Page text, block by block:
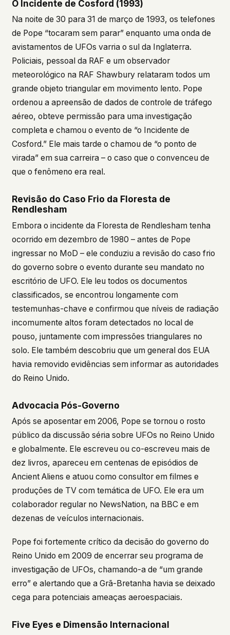
O Incidente de Cosford (1993)
Na noite de 30 para 31 de março de 1993, os telefones
de Pope “tocaram sem parar” enquanto uma onda de
avistamentos de UFOs varria o sul da Inglaterra.
Policiais, pessoal da RAF e um observador
meteorológico na RAF Shawbury relataram todos um
grande objeto triangular em movimento lento. Pope
ordenou a apreensão de dados de controle de tráfego
aéreo, obteve permissão para uma investigação
completa e chamou o evento de “o Incidente de
Cosford.” Ele mais tarde o chamou de “o ponto de
virada” em sua carreira – o caso que o convenceu de
que o fenômeno era real.
Revisão do Caso Frio da Floresta de
Rendlesham
Embora o incidente da Floresta de Rendlesham tenha
ocorrido em dezembro de 1980 – antes de Pope
ingressar no MoD – ele conduziu a revisão do caso frio
do governo sobre o evento durante seu mandato no
escritório de UFO. Ele leu todos os documentos
classificados, se encontrou longamente com
testemunhas-chave e confirmou que níveis de radiação
incomumente altos foram detectados no local de
pouso, juntamente com impressões triangulares no
solo. Ele também descobriu que um general dos EUA
havia removido evidências sem informar as autoridades
do Reino Unido.
Advocacia Pós-Governo
Após se aposentar em 2006, Pope se tornou o rosto
público da discussão séria sobre UFOs no Reino Unido
e globalmente. Ele escreveu ou co-escreveu mais de
dez livros, apareceu em centenas de episódios de
Ancient Aliens e atuou como consultor em filmes e
produções de TV com temática de UFO. Ele era um
colaborador regular no NewsNation, na BBC e em
dezenas de veículos internacionais.
Pope foi fortemente crítico da decisão do governo do
Reino Unido em 2009 de encerrar seu programa de
investigação de UFOs, chamando-a de “um grande
erro” e alertando que a Grã-Bretanha havia se deixado
cega para potenciais ameaças aeroespaciais.
Five Eyes e Dimensão Internacional